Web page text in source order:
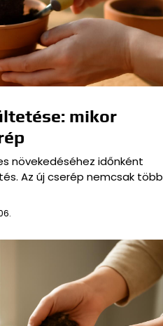
mikor
növekedéséhez időnként
Az új cserép nemcsak több